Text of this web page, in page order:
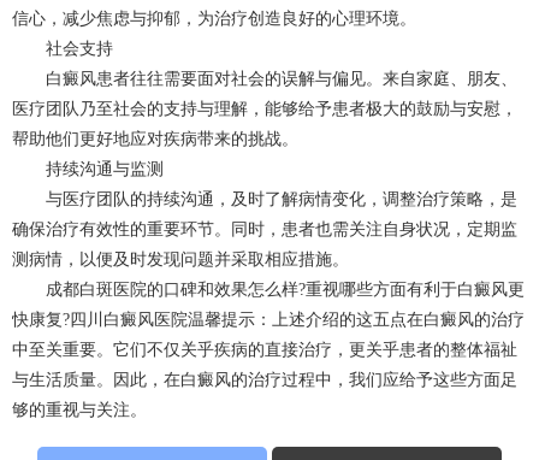
信心，减少焦虑与抑郁，为治疗创造良好的心理环境。
社会支持
白癜风患者往往需要面对社会的误解与偏见。来自家庭、朋友、
医疗团队乃至社会的支持与理解，能够给予患者极大的鼓励与安慰，
帮助他们更好地应对疾病带来的挑战。
持续沟通与监测
与医疗团队的持续沟通，及时了解病情变化，调整治疗策略，是
确保治疗有效性的重要环节。同时，患者也需关注自身状况，定期监
测病情，以便及时发现问题并采取相应措施。
成都白斑医院的口碑和效果怎么样?重视哪些方面有利于白癜风更
快康复?四川白癜风医院温馨提示：上述介绍的这五点在白癜风的治疗
中至关重要。它们不仅关乎疾病的直接治疗，更关乎患者的整体福祉
与生活质量。因此，在白癜风的治疗过程中，我们应给予这些方面足
够的重视与关注。